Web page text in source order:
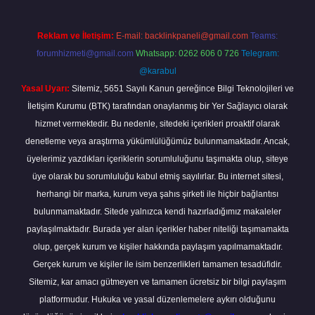
Reklam ve İletişim: E-mail: backlinkpaneli@gmail.com Teams:
forumhizmeti@gmail.com Whatsapp: 0262 606 0 726 Telegram:
@karabul
Yasal Uyarı: Sitemiz, 5651 Sayılı Kanun gereğince Bilgi Teknolojileri ve
İletişim Kurumu (BTK) tarafından onaylanmış bir Yer Sağlayıcı olarak
hizmet vermektedir. Bu nedenle, sitedeki içerikleri proaktif olarak
denetleme veya araştırma yükümlülüğümüz bulunmamaktadır. Ancak,
üyelerimiz yazdıkları içeriklerin sorumluluğunu taşımakta olup, siteye
üye olarak bu sorumluluğu kabul etmiş sayılırlar. Bu internet sitesi,
herhangi bir marka, kurum veya şahıs şirketi ile hiçbir bağlantısı
bulunmamaktadır. Sitede yalnızca kendi hazırladığımız makaleler
paylaşılmaktadır. Burada yer alan içerikler haber niteliği taşımamakta
olup, gerçek kurum ve kişiler hakkında paylaşım yapılmamaktadır.
Gerçek kurum ve kişiler ile isim benzerlikleri tamamen tesadüfidir.
Sitemiz, kar amacı gütmeyen ve tamamen ücretsiz bir bilgi paylaşım
platformudur. Hukuka ve yasal düzenlemelere aykırı olduğunu